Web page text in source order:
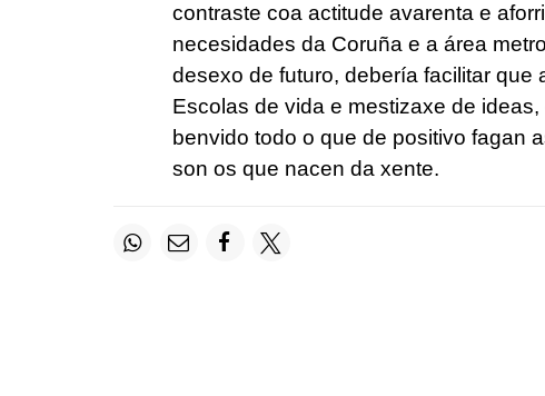
contraste coa actitude avarenta e
necesidades da Coruña e a área
desexo de futuro, debería facilitar que
Escolas de vida e mestizaxe de
benvido todo o que de positivo fagan
son os que nacen da xente.